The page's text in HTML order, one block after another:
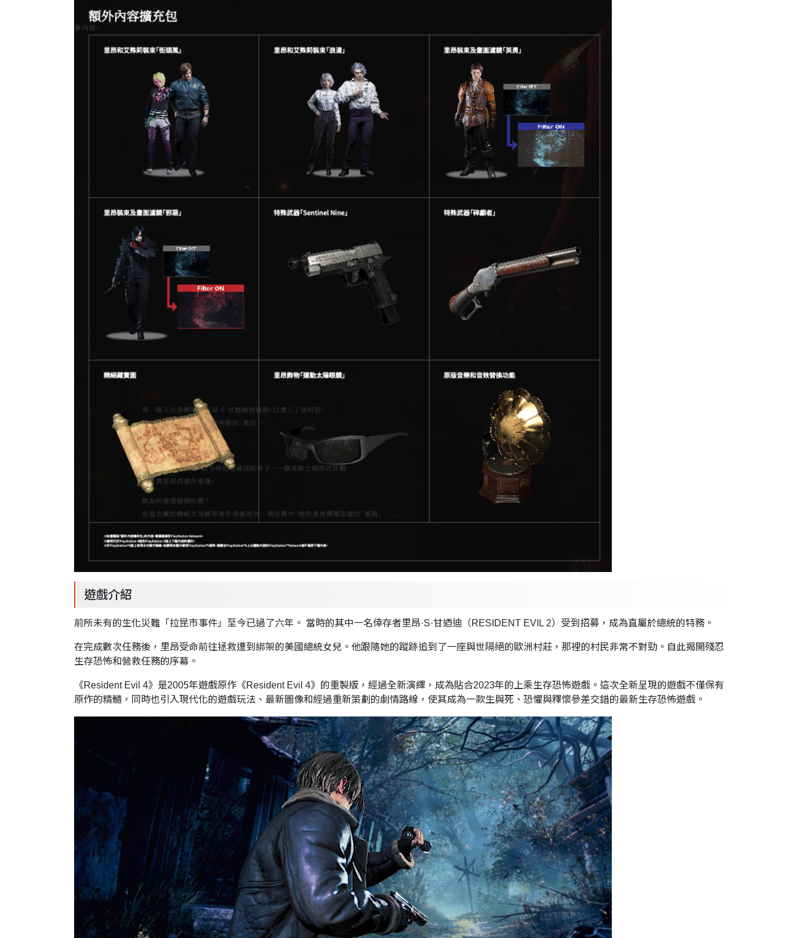
遊戲介紹
前所未有的生化災難「拉昆市事件」至今已過了六年。 當時的其中一名倖存者里昂·S·甘迺迪（RESIDENT EVIL 2）受到招募，成為直屬於總統的特務。
在完成數次任務後，里昂受命前往拯救遭到綁架的美國總統女兒。他跟隨她的蹤跡追到了一座與世隔絕的歐洲村莊，那裡的村民非常不對勁。自此揭開殘忍
生存恐怖和營救任務的序幕。
《Resident Evil 4》是2005年遊戲原作《Resident Evil 4》的重製版，經過全新演繹，成為貼合2023年的上乘生存恐怖遊戲。這次全新呈現的遊戲不僅保有
原作的精髓，同時也引入現代化的遊戲玩法、最新圖像和經過重新策劃的劇情路線，使其成為一款生與死、恐懼與釋懷參差交錯的最新生存恐怖遊戲。